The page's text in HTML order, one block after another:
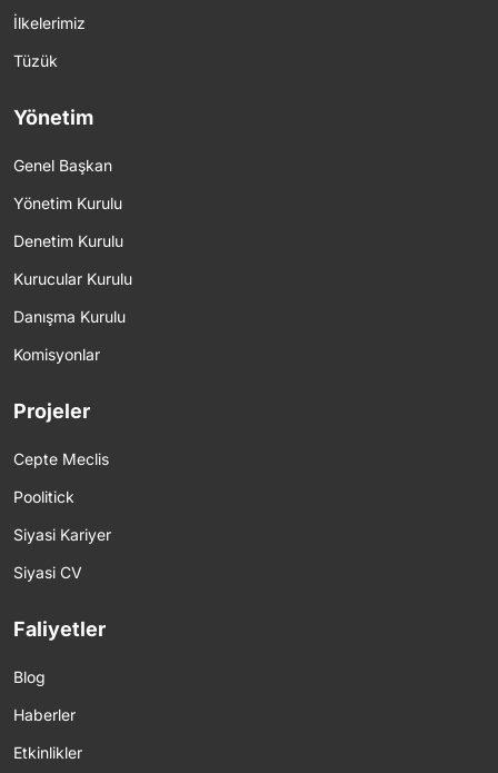
İlkelerimiz
Tüzük
Yönetim
Genel Başkan
Yönetim Kurulu
Denetim Kurulu
Kurucular Kurulu
Danışma Kurulu
Komisyonlar
Projeler
Cepte Meclis
Poolitick
Siyasi Kariyer
Siyasi CV
Faliyetler
Blog
Haberler
Etkinlikler